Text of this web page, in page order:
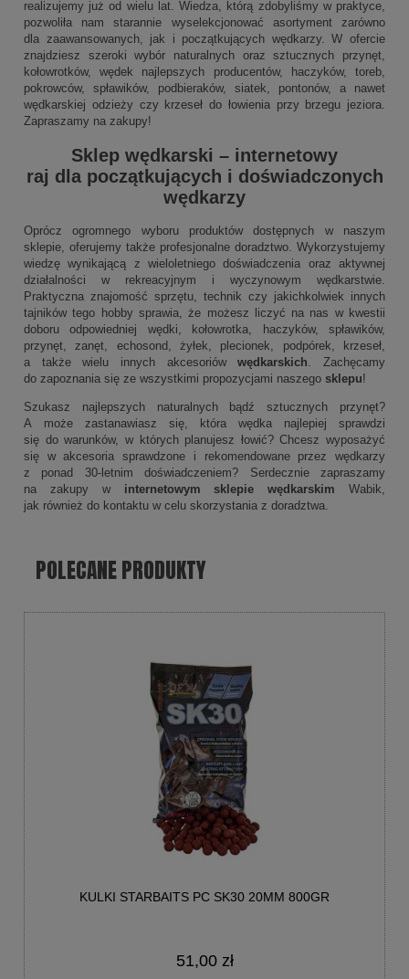
realizujemy już od wielu lat. Wiedza, którą zdobyliśmy w praktyce,
pozwoliła nam starannie wyselekcjonować asortyment zarówno
dla zaawansowanych, jak i początkujących wędkarzy. W ofercie
znajdziesz szeroki wybór naturalnych oraz sztucznych przynęt,
kołowrotków, wędek najlepszych producentów, haczyków, toreb,
pokrowców, spławików, podbieraków, siatek, pontonów, a nawet
wędkarskiej odzieży czy krzeseł do łowienia przy brzegu jeziora.
Zapraszamy na zakupy!
Sklep wędkarski – internetowy
raj dla początkujących i doświadczonych
wędkarzy
Oprócz ogromnego wyboru produktów dostępnych w naszym
sklepie, oferujemy także profesjonalne doradztwo. Wykorzystujemy
wiedzę wynikającą z wieloletniego doświadczenia oraz aktywnej
działalności w rekreacyjnym i wyczynowym wędkarstwie.
Praktyczna znajomość sprzętu, technik czy jakichkolwiek innych
tajników tego hobby sprawia, że możesz liczyć na nas w kwestii
doboru odpowiedniej wędki, kołowrotka, haczyków, spławików,
przynęt, zanęt, echosond, żyłek, plecionek, podpórek, krzeseł,
a także wielu innych akcesoriówwędkarskich . Zachęcamy
do zapoznania się ze wszystkimi propozycjami naszego sklepu!
Szukasz najlepszych naturalnych bądź sztucznych przynęt?
A może zastanawiasz się, która wędka najlepiej sprawdzi
się do warunków, w których planujesz łowić? Chcesz wyposażyć
się w akcesoria sprawdzone i rekomendowane przez wędkarzy
z ponad 30-letnim doświadczeniem? Serdecznie zapraszamy
na zakupy w internetowym sklepie wędkarskim Wabik,
jak również do kontaktu w celu skorzystania z doradztwa.
POLECANE PRODUKTY
KULKI STARBAITS PC SK30 20MM 800GR
51,00 zł